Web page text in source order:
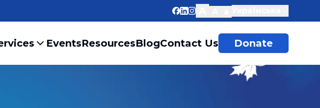
EventsResourcesBlogContact Us Donate